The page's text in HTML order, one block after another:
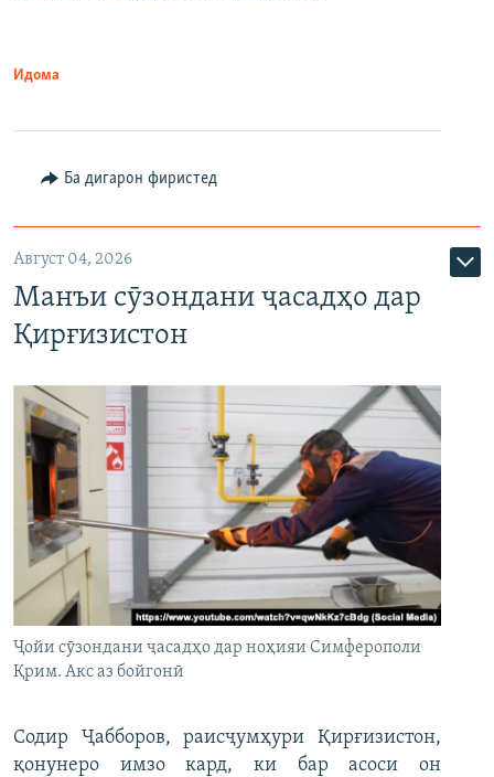
Идома
Ба дигарон фиристед
Август 04, 2026
Манъи сӯзондани ҷасадҳо дар
Қирғизистон
Ҷойи сӯзондани ҷасадҳо дар ноҳияи Симферополи
Қрим. Акс аз бойгонӣ
Содир Ҷабборов, раисҷумҳури Қирғизистон,
қонунеро имзо кард, ки бар асоси он